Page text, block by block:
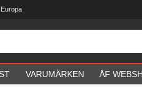
VARUMÄRKEN ÅF